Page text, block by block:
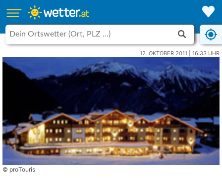
12. OKTOBER 2011 | 16:33 UHR
© proTouris